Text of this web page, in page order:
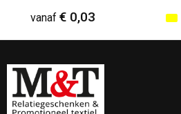
vanaf € 0,03
Minimale afname: 218